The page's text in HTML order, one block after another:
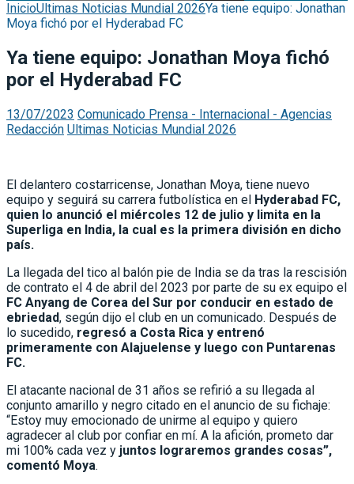
InicioUltimas Noticias Mundial 2026Ya tiene equipo: Jonathan
Moya fichó por el Hyderabad FC
Ya tiene equipo: Jonathan Moya fichó
por el Hyderabad FC
13/07/2023 Comunicado Prensa - Internacional - Agencias
Redacción Ultimas Noticias Mundial 2026
El delantero costarricense, Jonathan Moya, tiene nuevo
equipo y seguirá su carrera futbolística en el Hyderabad FC,
quien lo anunció el miércoles 12 de julio y limita en la
Superliga en India, la cual es la primera división en dicho
país.
La llegada del tico al balón pie de India se da tras la rescisión
de contrato el 4 de abril del 2023 por parte de su ex equipo el
FC Anyang de Corea del Sur por conducir en estado de
ebriedad, según dijo el club en un comunicado. Después de
lo sucedido, regresó a Costa Rica y entrenó
primeramente con Alajuelense y luego con Puntarenas
FC.
El atacante nacional de 31 años se refirió a su llegada al
conjunto amarillo y negro citado en el anuncio de su fichaje:
“Estoy muy emocionado de unirme al equipo y quiero
agradecer al club por confiar en mí. A la afición, prometo dar
mi 100% cada vez y juntos lograremos grandes cosas”,
comentó Moya.